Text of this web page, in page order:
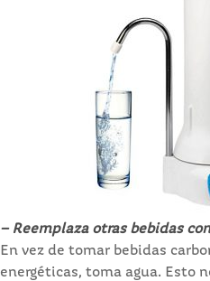
– Reemplaza otras bebidas
En vez de tomar bebidas
energéticas, toma agua. Esto